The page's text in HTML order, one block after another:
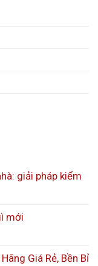
giải pháp kiểm
mới
Giá Rẻ, Bền Bỉ